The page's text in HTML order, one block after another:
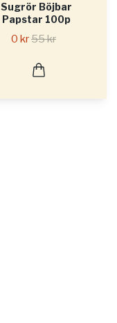
Sugrör Böjbar
Papstar 100p
0 kr55 kr